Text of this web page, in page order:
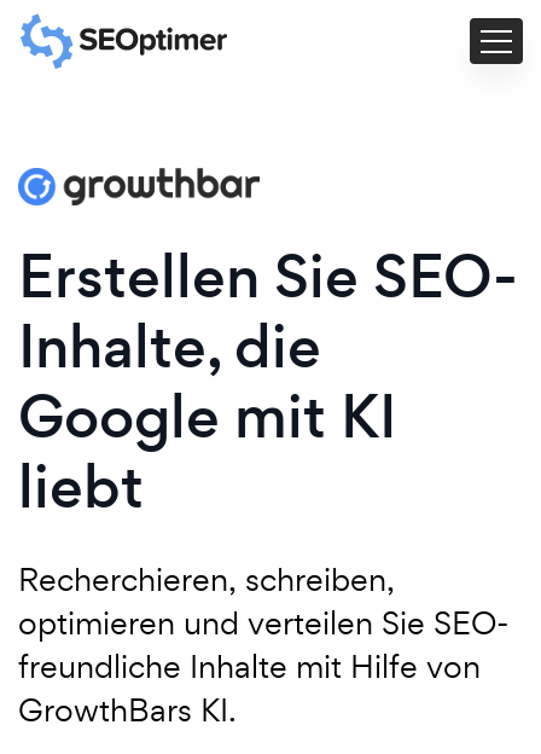
Erstellen Sie SEO-
Inhalte, die
Google mit KI
liebt
Recherchieren, schreiben,
optimieren und verteilen Sie SEO-
freundliche Inhalte mit Hilfe von
GrowthBars KI.